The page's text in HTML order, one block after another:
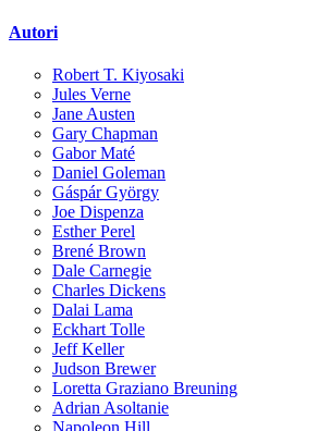
Autori
Robert T. Kiyosaki
Jules Verne
Jane Austen
Gary Chapman
Gabor Maté
Daniel Goleman
Gáspár György
Joe Dispenza
Esther Perel
Brené Brown
Dale Carnegie
Charles Dickens
Dalai Lama
Eckhart Tolle
Jeff Keller
Judson Brewer
Loretta Graziano Breuning
Adrian Asoltanie